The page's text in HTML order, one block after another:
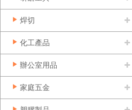
焊切
化工產品
辦公室用品
家庭五金